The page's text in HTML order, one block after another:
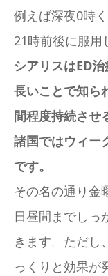
例えば深夜0時
21時前後に服用
シアリスはED
長いことで知ら
間程度持続させ
諸国ではウィー
です。
その名の通り金
日昼間までしっ
きます。ただし
っくりと効果が